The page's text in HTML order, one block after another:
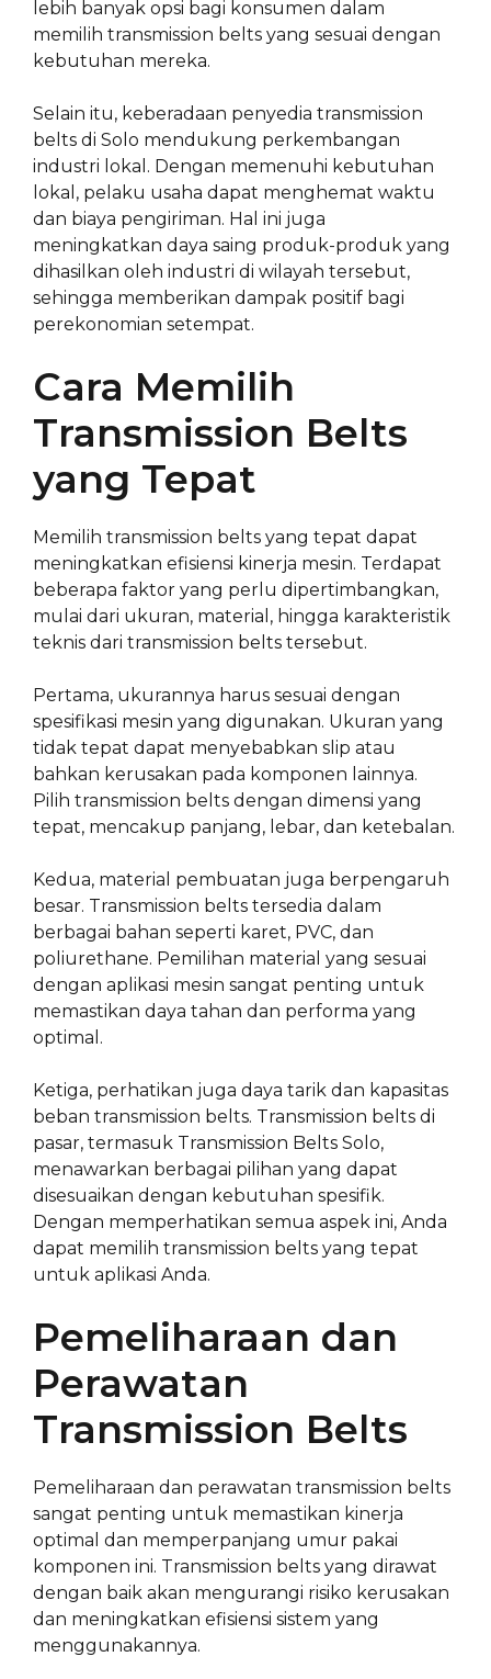
lebih banyak opsi bagi konsumen dalam
memilih transmission belts yang sesuai dengan
kebutuhan mereka.
Selain itu, keberadaan penyedia transmission
belts di Solo mendukung perkembangan
industri lokal. Dengan memenuhi kebutuhan
lokal, pelaku usaha dapat menghemat waktu
dan biaya pengiriman. Hal ini juga
meningkatkan daya saing produk-produk yang
dihasilkan oleh industri di wilayah tersebut,
sehingga memberikan dampak positif bagi
perekonomian setempat.
Cara Memilih
Transmission Belts
yang Tepat
Memilih transmission belts yang tepat dapat
meningkatkan efisiensi kinerja mesin. Terdapat
beberapa faktor yang perlu dipertimbangkan,
mulai dari ukuran, material, hingga karakteristik
teknis dari transmission belts tersebut.
Pertama, ukurannya harus sesuai dengan
spesifikasi mesin yang digunakan. Ukuran yang
tidak tepat dapat menyebabkan slip atau
bahkan kerusakan pada komponen lainnya.
Pilih transmission belts dengan dimensi yang
tepat, mencakup panjang, lebar, dan ketebalan.
Kedua, material pembuatan juga berpengaruh
besar. Transmission belts tersedia dalam
berbagai bahan seperti karet, PVC, dan
poliurethane. Pemilihan material yang sesuai
dengan aplikasi mesin sangat penting untuk
memastikan daya tahan dan performa yang
optimal.
Ketiga, perhatikan juga daya tarik dan kapasitas
beban transmission belts. Transmission belts di
pasar, termasuk Transmission Belts Solo,
menawarkan berbagai pilihan yang dapat
disesuaikan dengan kebutuhan spesifik.
Dengan memperhatikan semua aspek ini, Anda
dapat memilih transmission belts yang tepat
untuk aplikasi Anda.
Pemeliharaan dan
Perawatan
Transmission Belts
Pemeliharaan dan perawatan transmission belts
sangat penting untuk memastikan kinerja
optimal dan memperpanjang umur pakai
komponen ini. Transmission belts yang dirawat
dengan baik akan mengurangi risiko kerusakan
dan meningkatkan efisiensi sistem yang
menggunakannya.